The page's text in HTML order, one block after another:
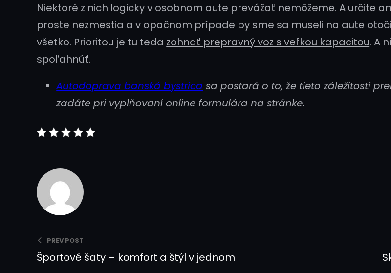
Niektoré z nich logicky v osobnom aute prevážať nemôžeme. A určite
proste nezmestia a v opačnom prípade by sme sa museli na aute
všetko. Prioritou je tu teda zohnať prepravný voz s veľkou kapacitou. A
spoľahnúť.
Autodoprava banská bystrica sa postará o to, že tieto záležitosti
zadáte pri vyplňovaní online formulára na stránke.
PREV POST
Športové šaty – komfort a štýl v jednom